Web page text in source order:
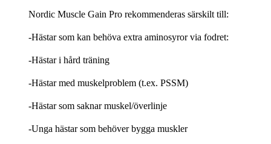
Nordic Muscle Gain Pro rekommenderas särskilt till:
-Hästar som kan behöva extra aminosyror via fodret:
-Hästar i hård träning
-Hästar med muskelproblem (t.ex. PSSM)
-Hästar som saknar muskel/överlinje
-Unga hästar som behöver bygga muskler